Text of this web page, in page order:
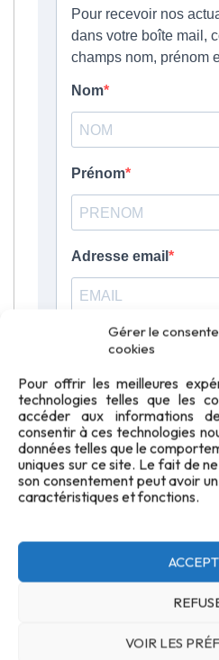
Gérer le
cookies
Pour offrir les meilleures
technologies telles que les
accéder aux informations
consentir à ces technologies
données telles que le
uniques sur ce site. Le fait de
son consentement peut avoir
caractéristiques et fonctions.
VOIR LES